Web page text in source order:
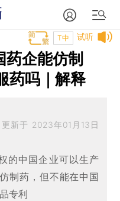
试听
T中
企能仿制
药吗｜解释
新于 2023年01月13日
的中国企业可以生产
制药，但不能在中国
专利